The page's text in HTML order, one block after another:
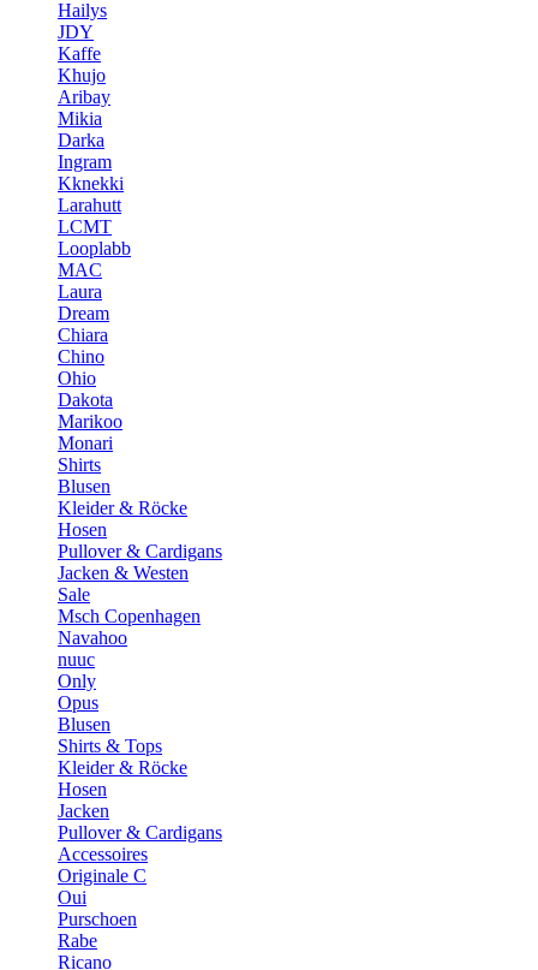
Hailys
JDY
Kaffe
Khujo
Aribay
Mikia
Darka
Ingram
Kknekki
Larahutt
LCMT
Looplabb
MAC
Laura
Dream
Chiara
Chino
Ohio
Dakota
Marikoo
Monari
Shirts
Blusen
Kleider & Röcke
Hosen
Pullover & Cardigans
Jacken & Westen
Sale
Msch Copenhagen
Navahoo
nuuc
Only
Opus
Blusen
Shirts & Tops
Kleider & Röcke
Hosen
Jacken
Pullover & Cardigans
Accessoires
Originale C
Oui
Purschoen
Rabe
Ricano